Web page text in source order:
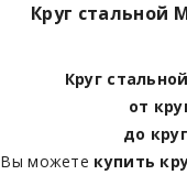
Круг стальной
Круг стальной
от
до
Вы можете купить